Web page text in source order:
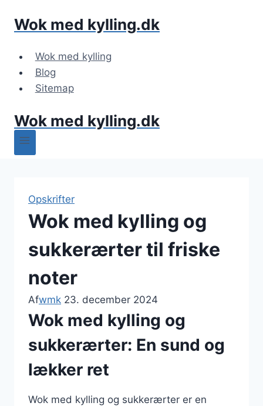
Wok med kylling.dk
Wok med kylling
Blog
Sitemap
Wok med kylling.dk
Opskrifter
Wok med kylling og
sukkerærter til friske
noter
Afwmk 23. december 2024
Wok med kylling og
sukkerærter: En sund og
lækker ret
Wok med kylling og sukkerærter er en